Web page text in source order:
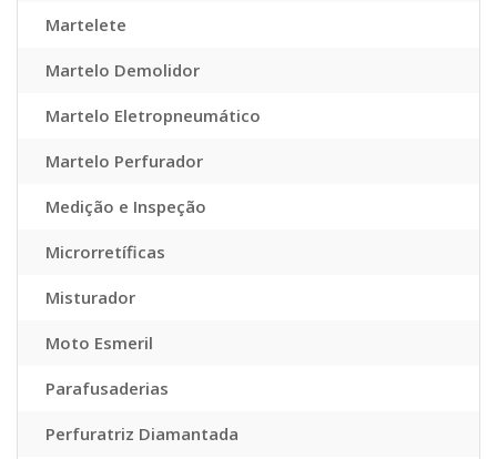
Martelete
Martelo Demolidor
Martelo Eletropneumático
Martelo Perfurador
Medição e Inspeção
Microrretíficas
Misturador
Moto Esmeril
Parafusaderias
Perfuratriz Diamantada